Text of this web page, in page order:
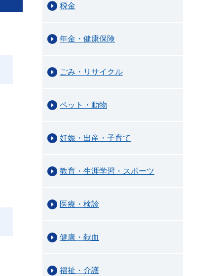
税金
年金・健康保険
ごみ・リサイクル
ペット・動物
妊娠・出産・子育て
教育・生涯学習・スポーツ
医療・検診
健康・献血
福祉・介護